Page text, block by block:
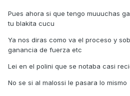
Pues ahora si que tengo muuuchas
tu blakita cucu
Ya nos diras como va el proceso y
ganancia de fuerza etc
Lei en el polini que se notaba casi
No se si al malossi le pasara lo mismo